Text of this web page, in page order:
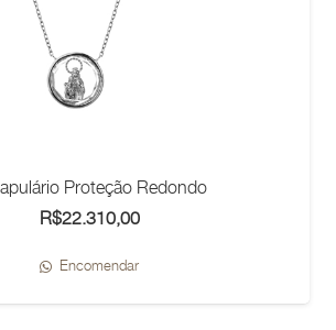
Proteção Redondo
R$22.310,00
Encomendar